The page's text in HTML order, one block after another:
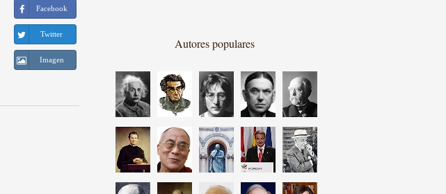
Facebook
Twitter
Imagen
Autores populares